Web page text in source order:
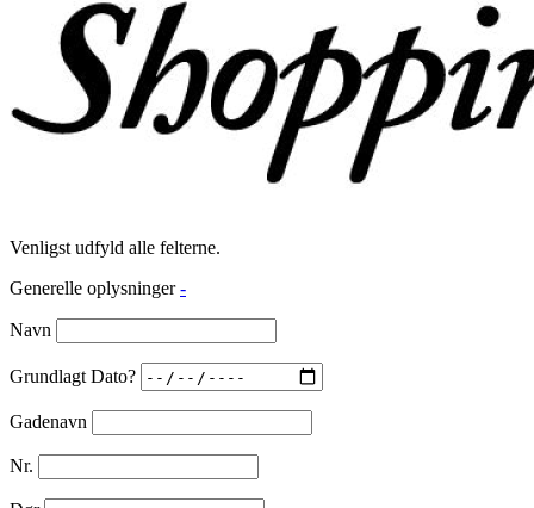
Venligst udfyld alle felterne.
Generelle oplysninger -
Navn
Grundlagt Dato?
Gadenavn
Nr.